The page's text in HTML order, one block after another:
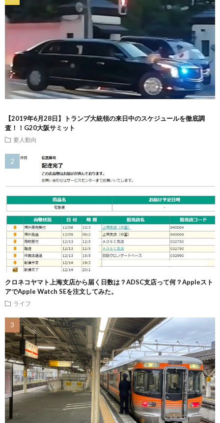
【2019年6月28日】トランプ大統領の来日中のスケジュールを徹底調
査！！G20大阪サミット
要人動向
クロネコヤマト上海支店から届く日数は？ADSC支店って何？Appleスト
アでApple Watch SEを注文してみた。
ライフ